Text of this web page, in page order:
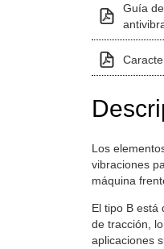
Guía
Los
vibraciones
máquina
El tipo B está
de tracción,
aplicaciones